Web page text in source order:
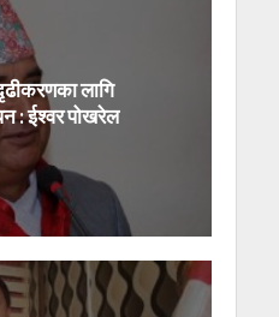
लागि
: ईश्वर पोखरेल